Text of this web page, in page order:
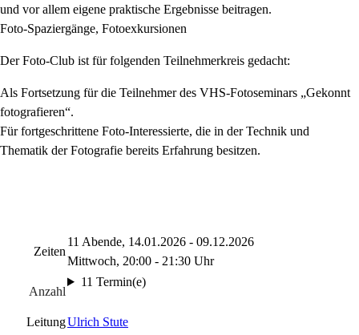
und vor allem eigene praktische Ergebnisse beitragen.
Foto-Spaziergänge, Fotoexkursionen
Der Foto-Club ist für folgenden Teilnehmerkreis gedacht:
Als Fortsetzung für die Teilnehmer des VHS-Fotoseminars „Gekonnt
fotografieren“.
Für fortgeschrittene Foto-Interessierte, die in der Technik und
Thematik der Fotografie bereits Erfahrung besitzen.
Zeiten
11 Abende, 14.01.2026 - 09.12.2026
Mittwoch, 20:00 - 21:30 Uhr
Anzahl
11 Termin(e)
LeitungUlrich Stute